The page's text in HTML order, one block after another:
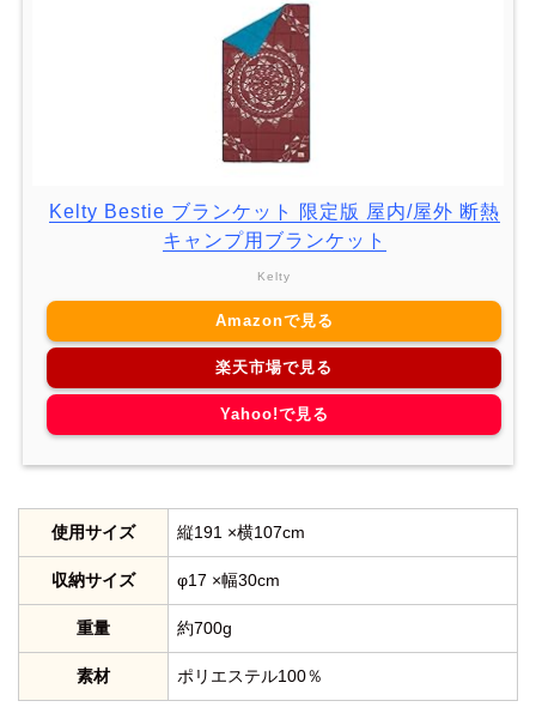
Kelty Bestie ブランケット 限定版 屋内/屋外 断熱
キャンプ用ブランケット
Kelty
Amazonで見る
楽天市場で見る
Yahoo!で見る
使用サイズ 縦191 ×横107cm
収納サイズ φ17 ×幅30cm
重量 約700g
素材 ポリエステル100％